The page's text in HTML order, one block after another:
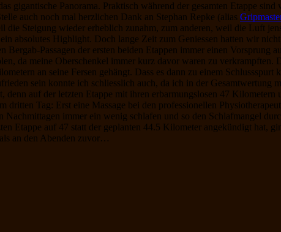
gigantische Panorama. Praktisch während der gesamten Etappe
auch noch mal herzlichen Dank an Stephan Repke (alias
die Steigung wieder erheblich zunahm, zum anderen, weil die Luft
absolutes Highlight. Doch lange Zeit zum Geniessen hatten wir
Passagen der ersten beiden Etappen immer einen Vorsprung
da meine Oberschenkel immer kurz davor waren zu verkrampften.
an seine Fersen gehängt. Dass es dann zu einem
sein konnte ich schliesslich auch, da ich in der
auf der letzten Etappe mit ihren erbarmungslosen 47 Kilometern
Tag: Erst eine Massage bei den professionellen
immer ein wenig schlafen und so den Schlafmangel
Etappe auf 47 statt der geplanten 44.5 Kilometer angekündigt hat,
an den Abenden zuvor…